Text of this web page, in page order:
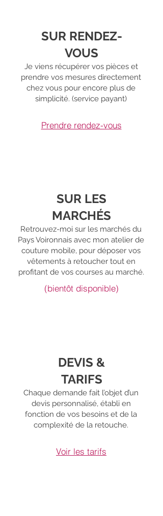
SUR RENDEZ-
VOUS
Je viens récupérer vos pièces et
prendre vos mesures directement
chez vous pour encore plus de
simplicité. (service payant)
Prendre rendez-vous
SUR LES
MARCHÉS
Retrouvez-moi sur les marchés du
Pays Voironnais avec mon atelier de
couture mobile, pour déposer vos
vêtements à retoucher tout en
profitant de vos courses au marché.
(bientôt disponible)
DEVIS &
TARIFS
Chaque demande fait l’objet d’un
devis personnalisé, établi en
fonction de vos besoins et de la
complexité de la retouche.
Voir les tarifs